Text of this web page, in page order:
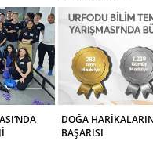
DOĞA
BAŞARISI